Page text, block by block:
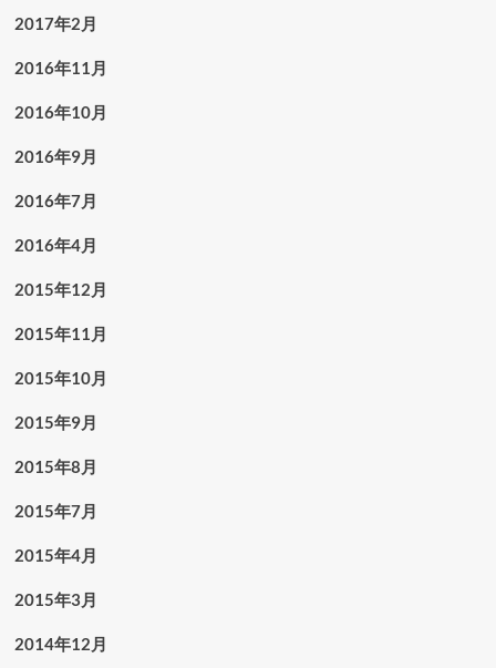
2017年2月
2016年11月
2016年10月
2016年9月
2016年7月
2016年4月
2015年12月
2015年11月
2015年10月
2015年9月
2015年8月
2015年7月
2015年4月
2015年3月
2014年12月